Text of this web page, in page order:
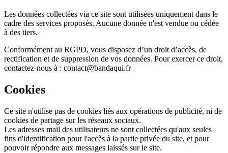
Les données collectées via ce site sont utilisées uniquement dans le
cadre des services proposés. Aucune donnée n'est vendue ou cédée
à des tiers.
Conformément au RGPD, vous disposez d’un droit d’accès, de
rectification et de suppression de vos données. Pour exercer ce droit,
contactez-nous à : contact@bandaqui.fr
Cookies
Ce site n'utilise pas de cookies liés aux opérations de publicité, ni de
cookies de partage sur les réseaux sociaux.
Les adresses mail des utilisateurs ne sont collectées qu'aux seules
fins d'identification pour l'accès à la partie privée du site, et pour
pouvoir répondre aux messages laissés sur le site.